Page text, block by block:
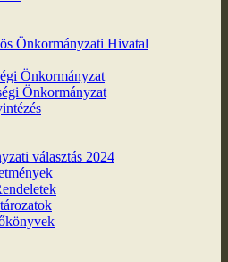
Önkormányzati Hivatal
Önkormányzat
Önkormányzat
választás 2024